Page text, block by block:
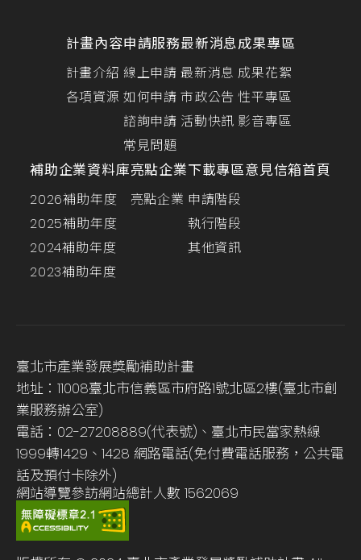
計畫內容
計畫介紹
各項資源
申請服務
線上申請
如何申請
諮詢申請
常見問題
最新消息
最新消息
市政公告
活動快訊
成果專區
成果花絮
性平專區
影音專區
補助企業資料庫
2026補助年度
2025補助年度
2024補助年度
2023補助年度
亮點企業
亮點企業
下載專區
申請階段
執行階段
其他資訊
意見信箱首頁
臺北市產業發展獎勵補助計畫
地址：11008臺北市信義區市府路1號北區2樓(臺北市創
業服務辦公室)
電話：02-27208889(代表號)、臺北市民當家熱線
1999轉1429、1428 網路電話(免付費電話服務，公共電
話及預付卡除外)
網站導覽參訪網站總計人數 1562069